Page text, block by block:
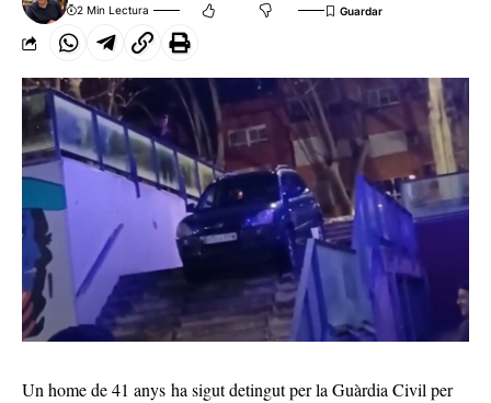
2 Min Lectura
Un home de 41 anys ha sigut detingut per la Guàrdia Civil per